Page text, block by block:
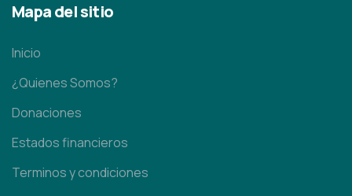
Mapa del sitio
Inicio
¿Quienes Somos?
Donaciones
Estados financieros
Terminos y condiciones